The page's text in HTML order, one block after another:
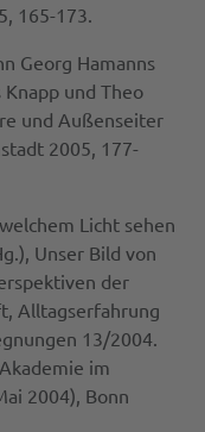
165-173.
Georg Hamanns
und Theo
und Außenseiter
2005, 177-
Licht sehen
Unser Bild von
der
Alltagserfahrung
13/2004.
im
2004), Bonn